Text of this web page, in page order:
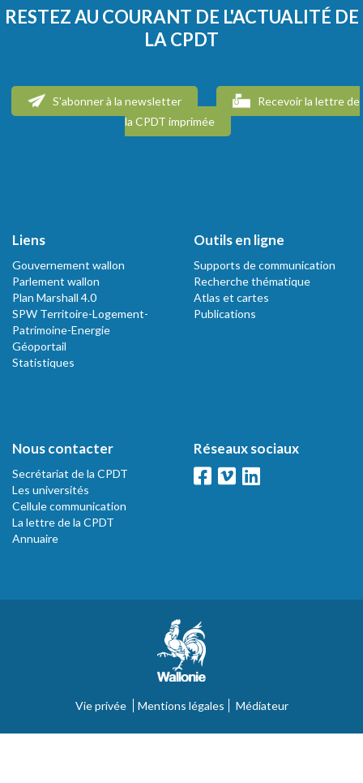
RESTEZ AU COURANT DE L'ACTUALITÉ DE
LA CPDT
S'abonner à la newsletter
Recevoir la lettre de
la CPDT imprimée
Liens
Gouvernement wallon
Parlement wallon
Plan Marshall 4.0
SPW Territoire-Logement-
Patrimoine-Energie
Géoportail
Statistiques
Outils en ligne
Supports de communication
Recherche thématique
Atlas et cartes
Publications
Nous contacter
Secrétariat de la CPDT
Les universités
Cellule communication
La lettre de la CPDT
Annuaire
Réseaux sociaux
Vie privée Mentions légales Médiateur